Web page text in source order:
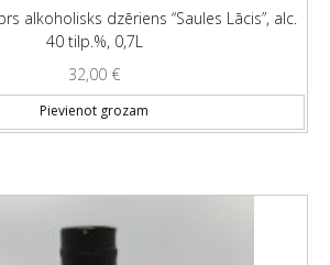
alkoholisks dzēriens “Saules Lācis”, alc.
40 tilp.%, 0,7L
32,00 €
Pievienot grozam